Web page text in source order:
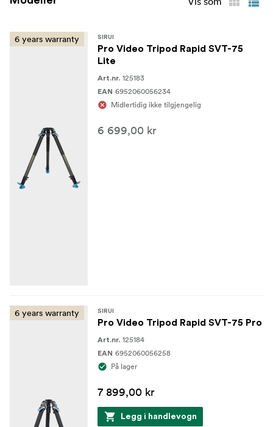
6 years warranty SIRUI
Pro Video Tripod Rapid SVT-75
Lite
Art.nr. 125183
EAN 6952060056234
Midlertidig ikke tilgjengelig
6 699,00 kr
6 years warranty SIRUI
Pro Video Tripod Rapid SVT-75 Pro
Art.nr. 125184
EAN 6952060056258
På lager
7 899,00 kr
Legg i handlevogn